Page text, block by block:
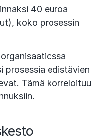
40 euroa
koko prosessin
prosessia edistävien
Tämä korreloituu